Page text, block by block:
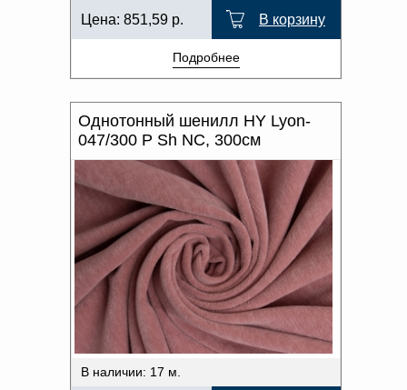
Цена: 851,59 р. В корзину
Подробнее
Однотонный шенилл HY Lyon-
047/300 P Sh NC, 300см
В наличии: 17 м.